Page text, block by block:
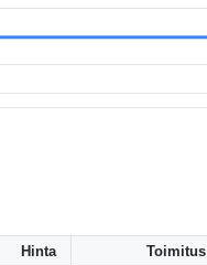
Hinta Toimitus